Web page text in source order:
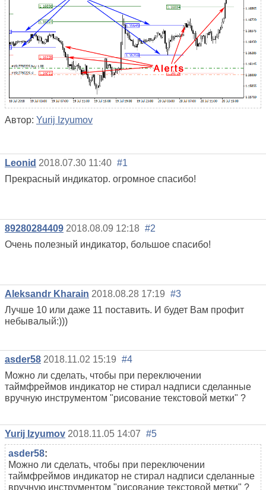
Автор: Yurij Izyumov
Leonid 2018.07.30 11:40 #1
Прекрасный индикатор. огромное спасибо!
89280284409 2018.08.09 12:18 #2
Очень полезный индикатор, большое спасибо!
Aleksandr Kharain 2018.08.28 17:19 #3
Лучше 10 или даже 11 поставить. И будет Вам профит
небывалый:)))
asder58 2018.11.02 15:19 #4
Можно ли сделать, чтобы при переключении
таймфреймов индикатор не стирал надписи сделанные
вручную инструментом "рисование текстовой метки" ?
Yurij Izyumov 2018.11.05 14:07 #5
asder58:
Можно ли сделать, чтобы при переключении
таймфреймов индикатор не стирал надписи сделанные
вручную инструментом "рисование текстовой метки" ?